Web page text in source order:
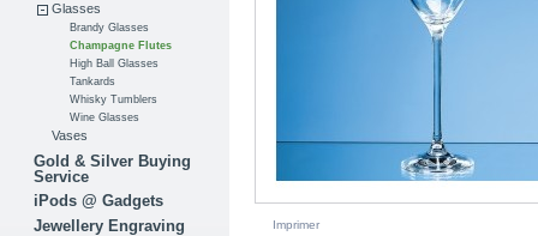
Glasses
Brandy Glasses
Champagne Flutes
High Ball Glasses
Tankards
Whisky Tumblers
Wine Glasses
Vases
Gold & Silver Buying
Service
iPods @ Gadgets
Jewellery Engraving
Imprimer